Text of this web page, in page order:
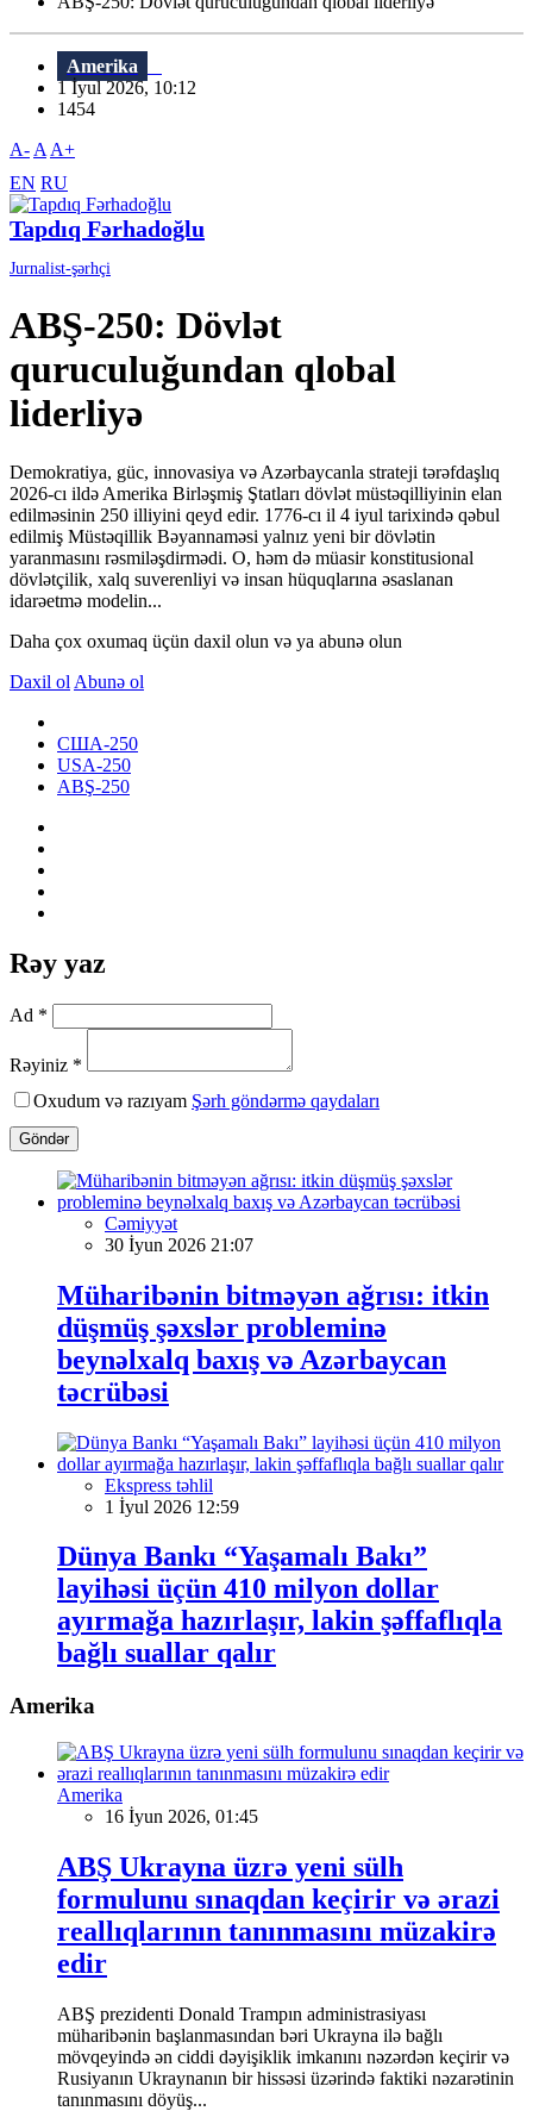
Amerika
1 İyul 2026, 10:12
1454
A- A A+
EN RU
Tapdıq Fərhadoğlu
Jurnalist-şərhçi
ABŞ-250: Dövlət
quruculuğundan qlobal
liderliyə
Demokratiya, güc, innovasiya və Azərbaycanla strateji tərəfdaşlıq
2026-cı ildə Amerika Birləşmiş Ştatları dövlət müstəqilliyinin elan
edilməsinin 250 illiyini qeyd edir. 1776-cı il 4 iyul tarixində qəbul
edilmiş Müstəqillik Bəyannaməsi yalnız yeni bir dövlətin
yaranmasını rəsmiləşdirmədi. O, həm də müasir konstitusional
dövlətçilik, xalq suverenliyi və insan hüquqlarına əsaslanan
idarəetmə modelin...
Daha çox oxumaq üçün daxil olun və ya abunə olun
Daxil ol Abunə ol
США-250
USA-250
ABŞ-250
Rəy yaz
Ad *
Rəyiniz *
Oxudum və razıyam Şərh göndərmə qaydaları
Göndər
Cəmiyyət
30 İyun 2026 21:07
Müharibənin bitməyən ağrısı: itkin
düşmüş şəxslər probleminə
beynəlxalq baxış və Azərbaycan
təcrübəsi
Ekspress təhlil
1 İyul 2026 12:59
Dünya Bankı “Yaşamalı Bakı”
layihəsi üçün 410 milyon dollar
ayırmağa hazırlaşır, lakin şəffaflıqla
bağlı suallar qalır
Amerika
Amerika
16 İyun 2026, 01:45
ABŞ Ukrayna üzrə yeni sülh
formulunu sınaqdan keçirir və ərazi
reallıqlarının tanınmasını müzakirə
edir
ABŞ prezidenti Donald Trampın administrasiyası
müharibənin başlanmasından bəri Ukrayna ilə bağlı
mövqeyində ən ciddi dəyişiklik imkanını nəzərdən keçirir və
Rusiyanın Ukraynanın bir hissəsi üzərində faktiki nəzarətinin
tanınmasını döyüş...